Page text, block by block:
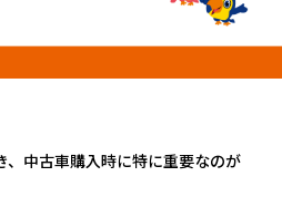
、中古車購入時に特に重要なのが